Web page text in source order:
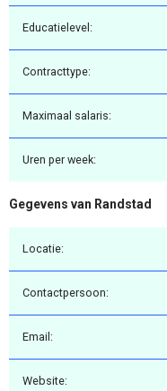
Educatielevel:
Contracttype:
Maximaal salaris:
Uren per week:
Gegevens van Randstad
Locatie:
Contactpersoon:
Email:
Website: